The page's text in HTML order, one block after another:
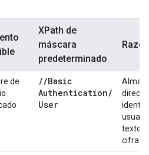
XPath de
máscara
predeterminado
de
//Basic
Authentication/
User
texto